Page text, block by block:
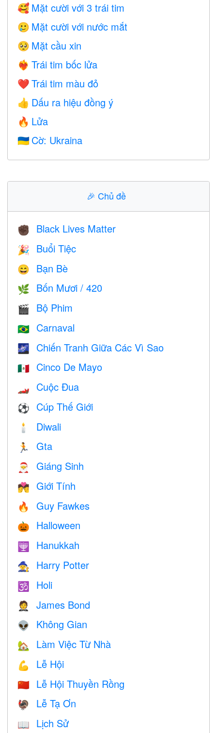
🥰 Mặt cười với 3 trái tim
🥲 Mặt cười với nước mắt
🥺 Mặt cầu xin
❤️‍🔥 Trái tim bốc lửa
❤️ Trái tim màu đỏ
👍 Dấu ra hiệu đồng ý
🔥 Lửa
🇺🇦 Cờ: Ukraina
🎉 Chủ đề
✊🏿 Black Lives Matter
🎉 Buổi Tiệc
😄 Bạn Bè
🌿 Bốn Mươi / 420
🎬 Bộ Phim
🇧🇷 Carnaval
🌌 Chiến Tranh Giữa Các Vì Sao
🇲🇽 Cinco De Mayo
🏎 Cuộc Đua
⚽ Cúp Thế Giới
🕯 Diwali
🏃 Gta
🎅 Giáng Sinh
💏 Giới Tính
🔥 Guy Fawkes
🎃 Halloween
🕎 Hanukkah
🧙 Harry Potter
🕉 Holi
🤵 James Bond
👽 Không Gian
🏡 Làm Việc Từ Nhà
💪 Lễ Hội
🇨🇳 Lễ Hội Thuyền Rồng
🦃 Lễ Tạ Ơn
📖 Lịch Sử